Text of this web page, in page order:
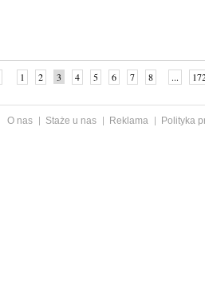
1 2 3 4 5 6 7 8 ...
O nas Staże u nas Reklama
Polityka